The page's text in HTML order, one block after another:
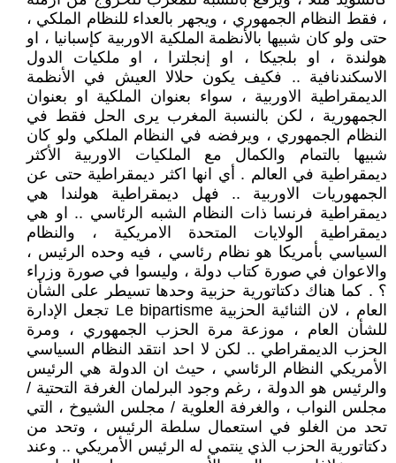
، فقط النظام الجمهوري ، ويجهر بالعداء للنظام الملكي ،
حتى ولو كان شبيها بالأنظمة الملكية الاوربية كإسبانيا ، او
هولندة ، او بلجيكا ، او إنجلترا ، او ملكيات الدول
الاسكندنافية .. فكيف يكون حلالا العيش في الأنظمة
الديمقراطية الاوربية ، سواء بعنوان الملكية او بعنوان
الجمهورية ، لكن بالنسبة المغرب يرى الحل فقط في
النظام الجمهوري ، ويرفضه في النظام الملكي ولو كان
شبيها بالتمام والكمال مع الملكيات الاوربية الأكثر
ديمقراطية في العالم . أي انها اكثر ديمقراطية حتى عن
الجمهوريات الاوربية .. فهل ديمقراطية هولندا هي
ديمقراطية فرنسا ذات النظام الشبه الرئاسي .. او هي
ديمقراطية الولايات المتحدة الامريكية ، والنظام
السياسي بأمريكا هو نظام رئاسي ، فيه وحده الرئيس ،
والاعوان في صورة كتاب دولة ، وليسوا في صورة وزراء
؟ . كما هناك دكتاتورية حزبية وحدها تسيطر على الشأن
العام ، لان الثنائية الحزبية Le bipartisme تجعل الإدارة
للشأن العام ، موزعة مرة الحزب الجمهوري ، ومرة
الحزب الديمقراطي .. لكن لا احد انتقد النظام السياسي
الأمريكي النظام الرئاسي ، حيث ان الدولة هي الرئيس
والرئيس هو الدولة ، رغم وجود البرلمان الغرفة التحتية /
مجلس النواب ، والغرفة العلوية / مجلس الشيوخ ، التي
تحد من الغلو في استعمال سلطة الرئيس ، وتحد من
دكتاتورية الحزب الذي ينتمي له الرئيس الأمريكي .. وعند